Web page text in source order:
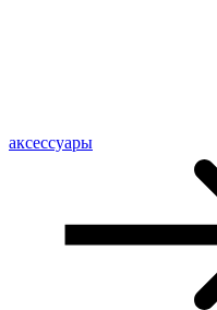
аксессуары